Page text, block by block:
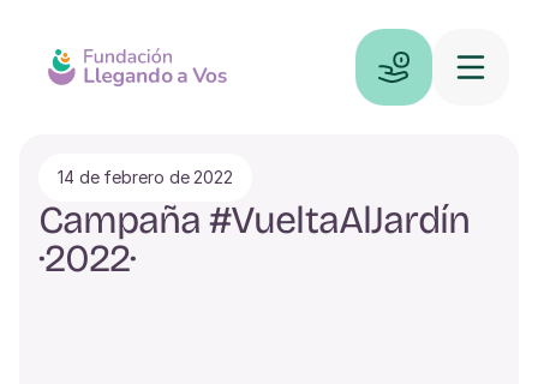
14 de febrero de 2022
Campaña #VueltaAlJardín
·2022·